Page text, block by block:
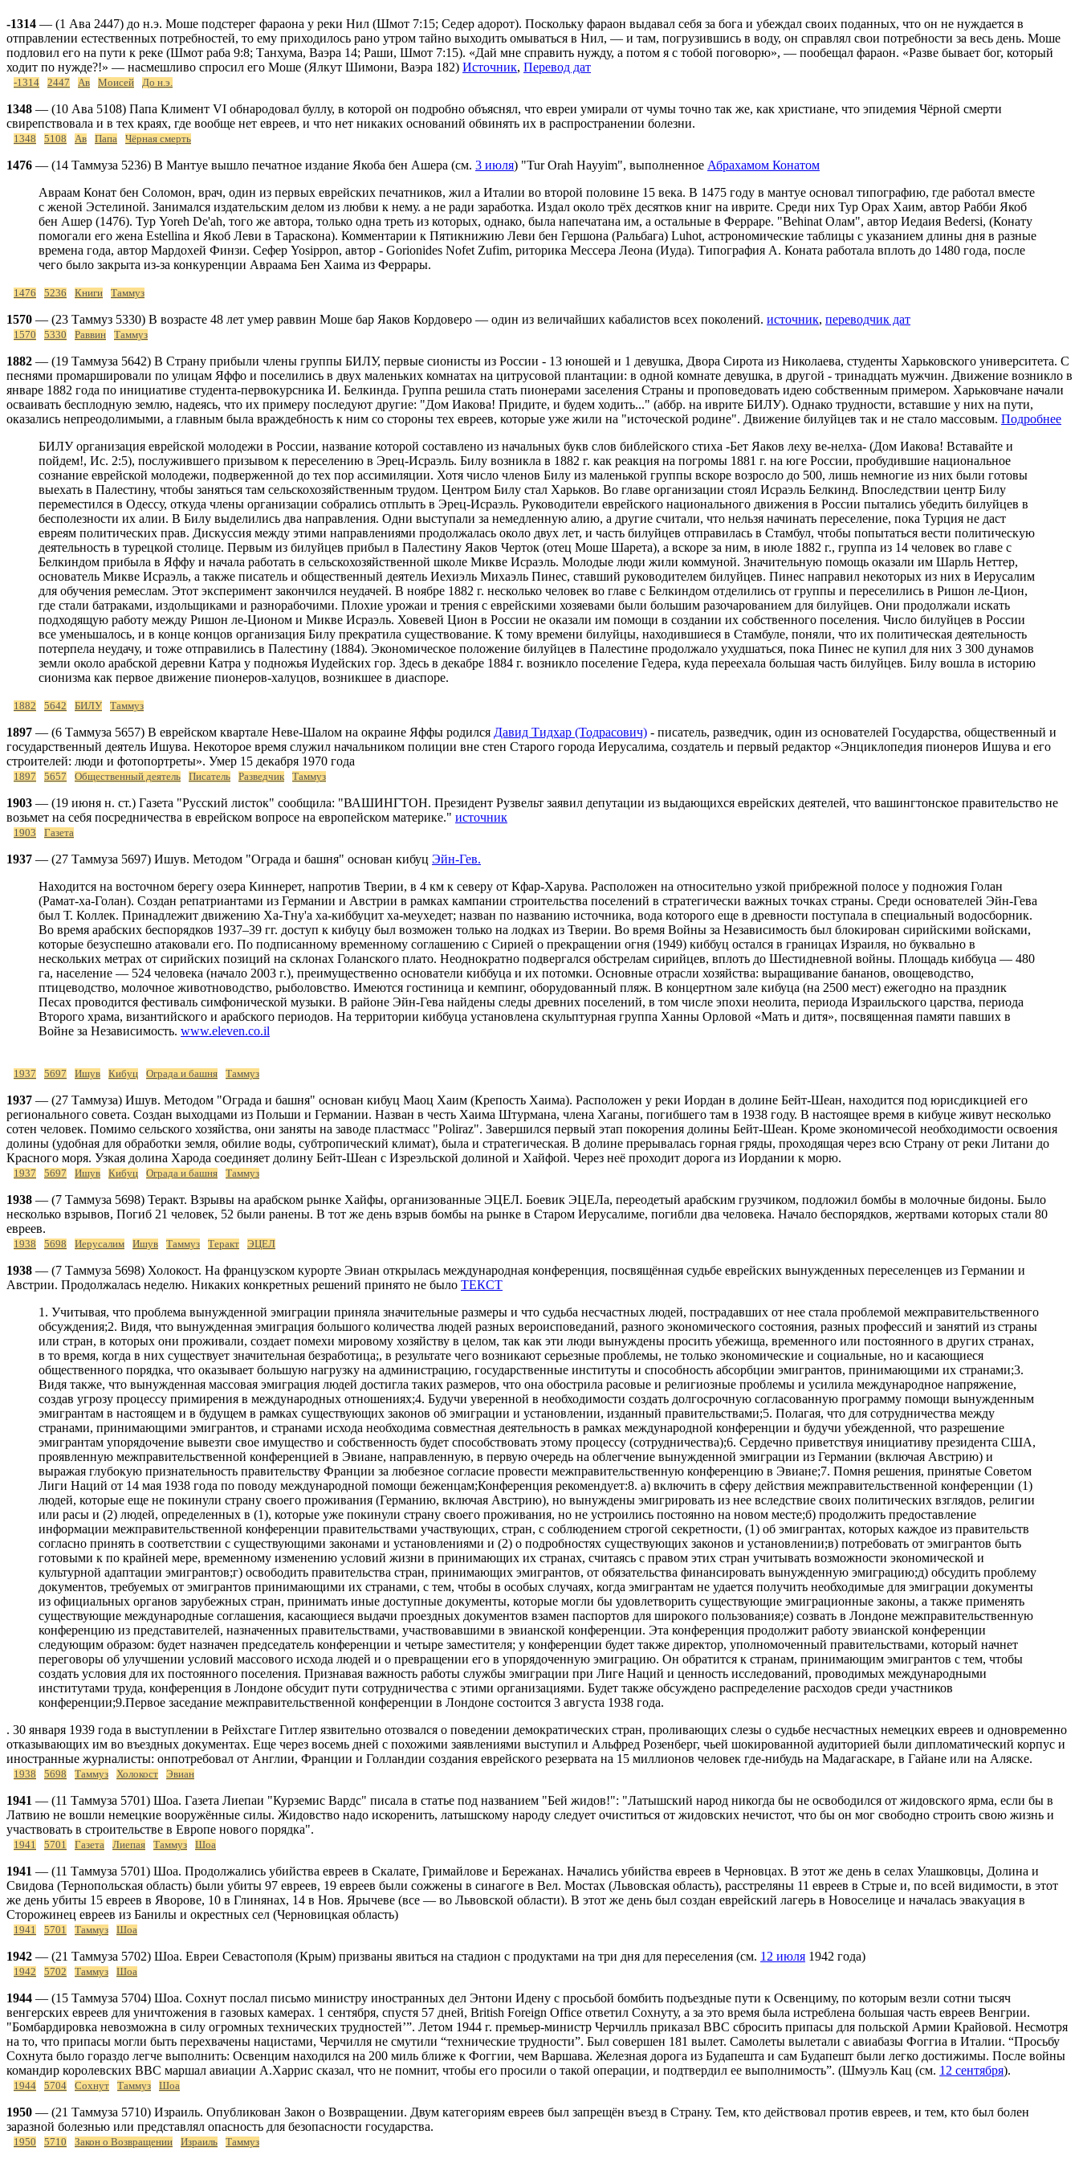
-1314 — (1 Ава 2447) до н.э. Моше подстерег фараона у реки Нил (Шмот 7:15; Седер адорот). Поскольку фараон выдавал себя за бога и убеждал своих поданных, что он не нуждается в
отправлении естественных потребностей, то ему приходилось рано утром тайно выходить омываться в Нил, — и там, погрузившись в воду, он справлял свои потребности за весь день. Моше
подловил его на пути к реке (Шмот раба 9:8; Танхума, Ваэра 14; Раши, Шмот 7:15). «Дай мне справить нужду, а потом я с тобой поговорю», — пообещал фараон. «Разве бывает бог, который
ходит по нужде?!» — насмешливо спросил его Моше (Ялкут Шимони, Ваэра 182) Источник, Перевод дат
-1314 2447 Ав Моисей До н.э.
1348 — (10 Ава 5108) Папа Климент VI обнародовал буллу, в которой он подробно объяснял, что евреи умирали от чумы точно так же, как христиане, что эпидемия Чёрной смерти
свирепствовала и в тех краях, где вообще нет евреев, и что нет никаких оснований обвинять их в распространении болезни.
1348 5108 Ав Папа Чёрная смерть
1476 — (14 Таммуза 5236) В Мантуе вышло печатное издание Якоба бен Ашера (см. 3 июля) "Tur Orah Hayyim", выполненное Абрахамом Конатом
Авраам Конат бен Соломон, врач, один из первых еврейских печатников, жил а Италии во второй половине 15 века. В 1475 году в мантуе основал типографию, где работал вместе
с женой Эстелиной. Занимался издательским делом из любви к нему. а не ради заработка. Издал около трёх десятков книг на иврите. Среди них Тур Орах Хаим, автор Рабби Якоб
бен Ашер (1476). Тур Yoreh De'ah, того же автора, только одна треть из которых, однако, была напечатана им, а остальные в Ферраре. "Behinat Олам", автор Иедаия Bedersi, (Конату
помогали его жена Estellina и Якоб Леви в Тараскона). Комментарии к Пятикнижию Леви бен Гершона (Ральбага) Luhot, астрономические таблицы с указанием длины дня в разные
времена года, автор Мардохей Финзи. Сефер Yosippon, автор - Gorionides Nofet Zufim, риторика Мессера Леона (Иуда). Типография А. Коната работала вплоть до 1480 года, после
чего было закрыта из-за конкуренции Авраама Бен Хаима из Феррары.
1476 5236 Книги Таммуз
1570 — (23 Таммуз 5330) В возрасте 48 лет умер раввин Моше бар Яаков Кордоверо — один из величайших кабалистов всех поколений. источник, переводчик дат
1570 5330 Раввин Таммуз
1882 — (19 Таммуза 5642) В Cтрану прибыли члены группы БИЛУ, первые сионисты из России - 13 юношей и 1 девушка, Двора Сирота из Николаева, студенты Харьковского университета. С
песнями промаршировали по улицам Яффо и поселились в двух маленьких комнатах на цитрусовой плантации: в одной комнате девушка, в другой - тринадцать мужчин. Движение возникло в
январе 1882 года по инициативе студента-первокурсника И. Белкинда. Группа решила стать пионерами заселения Страны и проповедовать идею собственным примером. Харьковчане начали
осваивать бесплодную землю, надеясь, что их примеру последуют другие: "Дом Иакова! Придите, и будем ходить..." (аббр. на иврите БИЛУ). Однако трудности, вставшие у них на пути,
оказались непреодолимыми, а главным была враждебность к ним со стороны тех евреев, которые уже жили на "источеской родине". Движение билуйцев так и не стало массовым. Подробнее
БИЛУ организация еврейской молодежи в России, название которой составлено из начальных букв слов библейского стиха -Бет Яаков леху ве-нелха- (Дом Иакова! Вставайте и
пойдем!, Ис. 2:5), послужившего призывом к переселению в Эрец-Исраэль. Билу возникла в 1882 г. как реакция на погромы 1881 г. на юге России, пробудившие национальное
сознание еврейской молодежи, подверженной до тех пор ассимиляции. Хотя число членов Билу из маленькой группы вскоре возросло до 500, лишь немногие из них были готовы
выехать в Палестину, чтобы заняться там сельскохозяйственным трудом. Центром Билу стал Харьков. Во главе организации стоял Исраэль Белкинд. Впоследствии центр Билу
переместился в Одессу, откуда члены организации собрались отплыть в Эрец-Исраэль. Руководители еврейского национального движения в России пытались убедить билуйцев в
бесполезности их алии. В Билу выделились два направления. Одни выступали за немедленную алию, а другие считали, что нельзя начинать переселение, пока Турция не даст
евреям политических прав. Дискуссия между этими направлениями продолжалась около двух лет, и часть билуйцев отправилась в Стамбул, чтобы попытаться вести политическую
деятельность в турецкой столице. Первым из билуйцев прибыл в Палестину Яаков Черток (отец Моше Шарета), а вскоре за ним, в июле 1882 г., группа из 14 человек во главе с
Белкиндом прибыла в Яффу и начала работать в сельскохозяйственной школе Микве Исраэль. Молодые люди жили коммуной. Значительную помощь оказали им Шарль Неттер,
основатель Микве Исраэль, а также писатель и общественный деятель Иехиэль Михаэль Пинес, ставший руководителем билуйцев. Пинес направил некоторых из них в Иерусалим
для обучения ремеслам. Этот эксперимент закончился неудачей. В ноябре 1882 г. несколько человек во главе с Белкиндом отделились от группы и переселились в Ришон ле-Цион,
где стали батраками, издольщиками и разнорабочими. Плохие урожаи и трения с еврейскими хозяевами были большим разочарованием для билуйцев. Они продолжали искать
подходящую работу между Ришон ле-Ционом и Микве Исраэль. Ховевей Цион в России не оказали им помощи в создании их собственного поселения. Число билуйцев в России
все уменьшалось, и в конце концов организация Билу прекратила существование. К тому времени билуйцы, находившиеся в Стамбуле, поняли, что их политическая деятельность
потерпела неудачу, и тоже отправились в Палестину (1884). Экономическое положение билуйцев в Палестине продолжало ухудшаться, пока Пинес не купил для них 3 300 дунамов
земли около арабской деревни Катра у подножья Иудейских гор. Здесь в декабре 1884 г. возникло поселение Гедера, куда переехала большая часть билуйцев. Билу вошла в историю
сионизма как первое движение пионеров-халуцов, возникшее в диаспоре.
1882 5642 БИЛУ Таммуз
1897 — (6 Таммуза 5657) В еврейском квартале Неве-Шалом на окраине Яффы родился Давид Тидхар (Тодрасович) - писатель, разведчик, один из основателей Государства, общественный и
государственный деятель Ишува. Некоторое время служил начальником полиции вне стен Старого города Иерусалима, создатель и первый редактор «Энциклопедия пионеров Ишува и его
строителей: люди и фотопортреты». Умер 15 декабря 1970 года
1897 5657 Общественный деятель Писатель Разведчик Таммуз
1903 — (19 июня н. ст.) Газета "Русский листок" сообщила: "ВАШИНГТОН. Президент Рузвельт заявил депутации из выдающихся еврейских деятелей, что вашингтонское правительство не
возьмет на себя посредничества в еврейском вопросе на европейском материке." источник
1903 Газета
1937 — (27 Таммуза 5697) Ишув. Методом "Ограда и башня" основан кибуц Эйн-Гев.
Находится на восточном берегу озера Киннерет, напротив Тверии, в 4 км к северу от Кфар-Харува. Расположен на относительно узкой прибрежной полосе у подножия Голан
(Рамат-ха-Голан). Создан репатриантами из Германии и Австрии в рамках кампании строительства поселений в стратегически важных точках страны. Среди основателей Эйн-Гева
был Т. Коллек. Принадлежит движению Ха-Тну'а ха-киббуцит ха-меухедет; назван по названию источника, вода которого еще в древности поступала в специальный водосборник.
Во время арабских беспорядков 1937–39 гг. доступ к кибуцу был возможен только на лодках из Тверии. Во время Войны за Независимость был блокирован сирийскими войсками,
которые безуспешно атаковали его. По подписанному временному соглашению с Сирией о прекращении огня (1949) киббуц остался в границах Израиля, но буквально в
нескольких метрах от сирийских позиций на склонах Голанского плато. Неоднократно подвергался обстрелам сирийцев, вплоть до Шестидневной войны. Площадь киббуца — 480
га, население — 524 человека (начало 2003 г.), преимущественно основатели киббуца и их потомки. Основные отрасли хозяйства: выращивание бананов, овощеводство,
птицеводство, молочное животноводство, рыболовство. Имеются гостиница и кемпинг, оборудованный пляж. В концертном зале кибуца (на 2500 мест) ежегодно на праздник
Песах проводится фестиваль симфонической музыки. В районе Эйн-Гева найдены следы древних поселений, в том числе эпохи неолита, периода Израильского царства, периода
Второго храма, византийского и арабского периодов. На территории киббуца установлена скульптурная группа Ханны Орловой «Мать и дитя», посвященная памяти павших в
Войне за Независимость. www.eleven.co.il
1937 5697 Ишув Кибуц Ограда и башня Таммуз
1937 — (27 Таммуза) Ишув. Методом "Ограда и башня" основан кибуц Маоц Хаим (Крепость Хаима). Расположен у реки Иордан в долине Бейт-Шеан, находится под юрисдикцией его
регионального совета. Создан выходцами из Польши и Германии. Назван в честь Хаима Штурмана, члена Хаганы, погибшего там в 1938 году. В настоящее время в кибуце живут несколько
сотен человек. Помимо сельского хозяйства, они заняты на заводе пластмасс "Poliraz". Завершился первый этап покорения долины Бейт-Шеан. Кроме экономичесой необходимости освоения
долины (удобная для обработки земля, обилие воды, субтропический климат), была и стратегическая. В долине прерывалась горная гряды, проходящая через всю Страну от реки Литани до
Красного моря. Узкая долина Харода соединяет долину Бейт-Шеан с Изреэльской долиной и Хайфой. Через неё проходит дорога из Иордании к морю.
1937 5697 Ишув Кибуц Ограда и башня Таммуз
1938 — (7 Таммуза 5698) Теракт. Взрывы на арабском рынке Хайфы, организованные ЭЦЕЛ. Боевик ЭЦЕЛа, переодетый арабским грузчиком, подложил бомбы в молочные бидоны. Было
несколько взрывов, Погиб 21 человек, 52 были ранены. В тот же день взрыв бомбы на рынке в Старом Иерусалиме, погибли два человека. Начало беспорядков, жертвами которых стали 80
евреев.
1938 5698 Иерусалим Ишув Таммуз Теракт ЭЦЕЛ
1938 — (7 Таммуза 5698) Холокост. На французском курорте Эвиан открылась международная конференция, посвящённая судьбе еврейских вынужденных переселенцев из Германии и
Австрии. Продолжалась неделю. Никаких конкретных решений принято не было ТЕКСТ
1. Учитывая, что проблема вынужденной эмиграции приняла значительные размеры и что судьба несчастных людей, пострадавших от нее стала проблемой межправительственного
обсуждения;2. Видя, что вынужденная эмиграция большого количества людей разных вероисповеданий, разного экономического состояния, разных профессий и занятий из страны
или стран, в которых они проживали, создает помехи мировому хозяйству в целом, так как эти люди вынуждены просить убежища, временного или постоянного в других странах,
в то время, когда в них существует значительная безработица;, в результате чего возникают серьезные проблемы, не только экономические и социальные, но и касающиеся
общественного порядка, что оказывает большую нагрузку на администрацию, государственные институты и способность абсорбции эмигрантов, принимающими их странами;3.
Видя также, что вынужденная массовая эмиграция людей достигла таких размеров, что она обострила расовые и религиозные проблемы и усилила международное напряжение,
создав угрозу процессу примирения в международных отношениях;4. Будучи уверенной в необходимости создать долгосрочную согласованную программу помощи вынужденным
эмигрантам в настоящем и в будущем в рамках существующих законов об эмиграции и установлении, изданный правительствами;5. Полагая, что для сотрудничества между
странами, принимающими эмигрантов, и странами исхода необходима совместная деятельность в рамках международной конференции и будучи убежденной, что разрешение
эмигрантам упорядочение вывезти свое имущество и собственность будет способствовать этому процессу (сотрудничества);6. Сердечно приветствуя инициативу президента США,
проявленную межправительственной конференцией в Эвиане, направленную, в первую очередь на облегчение вынужденной эмиграции из Германии (включая Австрию) и
выражая глубокую признательность правительству Франции за любезное согласие провести межправительственную конференцию в Эвиане;7. Помня решения, принятые Советом
Лиги Наций от 14 мая 1938 года по поводу международной помощи беженцам;Конференция рекомендует:8. а) включить в сферу действия межправительственной конференции (1)
людей, которые еще не покинули страну своего проживания (Германию, включая Австрию), но вынуждены эмигрировать из нее вследствие своих политических взглядов, религии
или расы и (2) людей, определенных в (1), которые уже покинули страну своего проживания, но не устроились постоянно на новом месте;б) продолжить предоставление
информации межправительственной конференции правительствами участвующих, стран, с соблюдением строгой секретности, (1) об эмигрантах, которых каждое из правительств
согласно принять в соответствии с существующими законами и установлениями и (2) о подробностях существующих законов и установлении;в) потребовать от эмигрантов быть
готовыми к по крайней мере, временному изменению условий жизни в принимающих их странах, считаясь с правом этих стран учитывать возможности экономической и
культурной адаптации эмигрантов;г) освободить правительства стран, принимающих эмигрантов, от обязательства финансировать вынужденную эмиграцию;д) обсудить проблему
документов, требуемых от эмигрантов принимающими их странами, с тем, чтобы в особых случаях, когда эмигрантам не удается получить необходимые для эмиграции документы
из официальных органов зарубежных стран, принимать иные доступные документы, которые могли бы удовлетворить существующие эмиграционные законы, а также применять
существующие международные соглашения, касающиеся выдачи проездных документов взамен паспортов для широкого пользования;е) созвать в Лондоне межправительственную
конференцию из представителей, назначенных правительствами, участвовавшими в эвианской конференции. Эта конференция продолжит работу эвианской конференции
следующим образом: будет назначен председатель конференции и четыре заместителя; у конференции будет также директор, уполномоченный правительствами, который начнет
переговоры об улучшении условий массового исхода людей и о превращении его в упорядоченную эмиграцию. Он обратится к странам, принимающим эмигрантов с тем, чтобы
создать условия для их постоянного поселения. Признавая важность работы службы эмиграции при Лиге Наций и ценность исследований, проводимых международными
институтами труда, конференция в Лондоне обсудит пути сотрудничества с этими организациями. Будет также обсуждено распределение расходов среди участников
конференции;9.Первое заседание межправительственной конференции в Лондоне состоится 3 августа 1938 года.
. 30 января 1939 года в выступлении в Рейхстаге Гитлер язвительно отозвался о поведении демократических стран, проливающих слезы о судьбе несчастных немецких евреев и одновременно
отказывающих им во въездных документах. Еще через восемь дней с похожими заявлениями выступил и Альфред Розенберг, чьей шокированной аудиторией были дипломатический корпус и
иностранные журналисты: онпотребовал от Англии, Франции и Голландии создания еврейского резервата на 15 миллионов человек где-нибудь на Мадагаскаре, в Гайане или на Аляске.
1938 5698 Таммуз Холокост Эвиан
1941 — (11 Таммуза 5701) Шоа. Газета Лиепаи "Курземис Вардс" писала в статье под названием "Бей жидов!": "Латышский народ никогда бы не освободился от жидовского ярма, если бы в
Латвию не вошли немецкие вооружённые силы. Жидовство надо искоренить, латышскому народу следует очиститься от жидовских нечистот, что бы он мог свободно строить свою жизнь и
участвовать в строительстве в Европе нового порядка".
1941 5701 Газета Лиепая Таммуз Шоа
1941 — (11 Таммуза 5701) Шоа. Продолжались убийства евреев в Скалате, Гримайлове и Бережанах. Начались убийства евреев в Черновцах. В этот же день в селах Улашковцы, Долина и
Свидова (Тернопольская область) были убиты 97 евреев, 19 евреев были сожжены в синагоге в Вел. Мостах (Львовская область), расстреляны 11 евреев в Стрые и, по всей видимости, в этот
же день убиты 15 евреев в Яворове, 10 в Глинянах, 14 в Нов. Ярычеве (все — во Львовской области). В этот же день был создан еврейский лагерь в Новоселице и началась эвакуация в
Сторожинец евреев из Банилы и окрестных сел (Черновицкая область)
1941 5701 Таммуз Шоа
1942 — (21 Таммуза 5702) Шоа. Евреи Севастополя (Крым) призваны явиться на стадион с продуктами на три дня для переселения (см. 12 июля 1942 года)
1942 5702 Таммуз Шоа
1944 — (15 Таммуза 5704) Шоа. Сохнут послал письмо министру иностранных дел Энтони Идену с просьбой бомбить подъездные пути к Освенциму, по которым везли сотни тысяч
венгерских евреев для уничтожения в газовых камерах. 1 сентября, спустя 57 дней, British Foreign Office ответил Сохнуту, а за это время была истреблена большая часть евреев Венгрии.
"Бомбардировка невозможна в силу огромных технических трудностей’”. Летом 1944 г. премьер-министр Черчилль приказал ВВС сбросить припасы для польской Армии Крайовой. Несмотря
на то, что припасы могли быть перехвачены нацистами, Черчилля не смутили “технические трудности”. Был совершен 181 вылет. Самолеты вылетали с авиабазы Фоггиа в Италии. “Просьбу
Сохнута было гораздо легче выполнить: Освенцим находился на 200 миль ближе к Фоггии, чем Варшава. Железная дорога из Будапешта и сам Будапешт были легко достижимы. После войны
командир королевских ВВС маршал авиации А.Харрис сказал, что не помнит, чтобы его просили о такой операции, и подтвердил ее выполнимость”. (Шмуэль Кац (см. 12 сентября).
1944 5704 Сохнут Таммуз Шоа
1950 — (21 Таммуза 5710) Израиль. Опубликован Закон о Возвращении. Двум категориям евреев был запрещён въезд в Страну. Тем, кто действовал против евреев, и тем, кто был болен
заразной болезнью или представлял опасность для безопасности государства.
1950 5710 Закон о Возвращении Израиль Таммуз